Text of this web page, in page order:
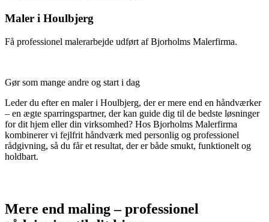
Maler i Houlbjerg
Få professionel malerarbejde udført af Bjorholms Malerfirma.
Gør som mange andre og start i dag
Leder du efter en maler i Houlbjerg, der er mere end en håndværker
– en ægte sparringspartner, der kan guide dig til de bedste løsninger
for dit hjem eller din virksomhed? Hos Bjorholms Malerfirma
kombinerer vi fejlfrit håndværk med personlig og professionel
rådgivning, så du får et resultat, der er både smukt, funktionelt og
holdbart.
Mere end maling – professionel